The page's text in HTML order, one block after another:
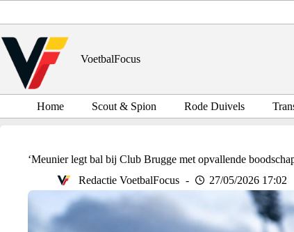
inhoud
VoetbalFocus
Home Scout & Spion Rode Duivels
‘Meunier legt bal bij Club Brugge met opvallende
Redactie VoetbalFocus
27/05/2026 17:02